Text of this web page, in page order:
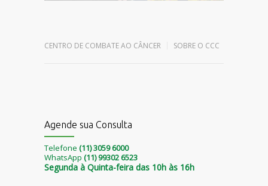
CENTRO DE COMBATE AO CÂNCER SOBRE O CCC
Agende sua Consulta
Telefone (11) 3059 6000
WhatsApp (11) 99302 6523
Segunda à Quinta-feira das 10h às 16h